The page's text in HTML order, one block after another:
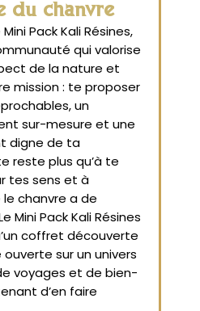
du chanvre
Pack Kali Résines,
qui valorise
de la nature et
mission : te proposer
un
sur-mesure et une
digne de ta
reste plus qu’à te
tes sens et à
chanvre a de
Mini Pack Kali Résines
coffret découverte
sur un univers
voyages et de bien-
d’en faire